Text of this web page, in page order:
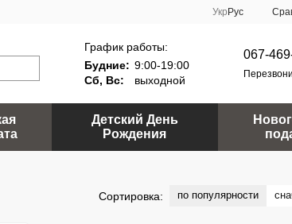
Укр Рус
График работы:
Будние: 9:00-19:00
Сб, Вс:
выходной
067-
Детский День
Рождения
Сортировка: по популярности